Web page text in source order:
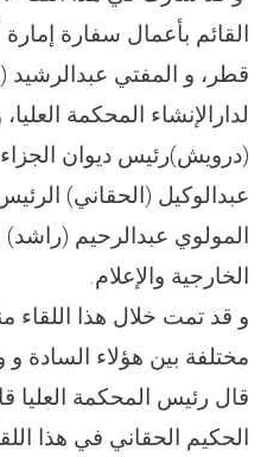
القائم بأعمال سفارة
قطر، و المفتي عبدالرشيد
لدارالإنشاء المحكمة
(درويش)رئيس ديوان الجزاء
عبدالوكيل (الحقاني)
المولوي عبدالرحيم
الخارجیة والإعلام.
و قد تمت خلال هذا
مختلفة بين هؤلاء السادة و
قال رئيس المحكمة العليا
الحكيم الحقاني في هذا